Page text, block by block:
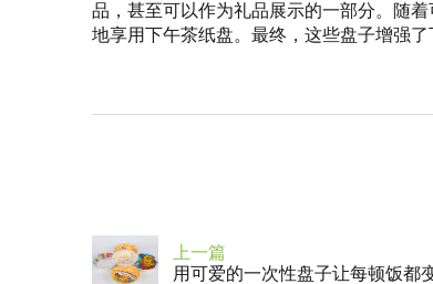
品，甚至可以作为礼品展示的一部分。随
地享用下午茶纸盘。最终，这些盘子增强
上一篇
用可爱的一次性盘子让每顿饭都变得特